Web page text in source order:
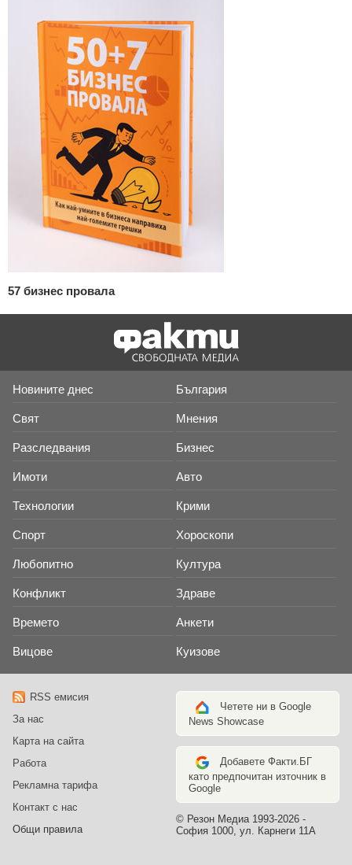
57 бизнес провала
Новините днес България
Свят Мнения
Разследвания Бизнес
Имоти Авто
Технологии Крими
Спорт Хороскопи
Любопитно Култура
Конфликт Здраве
Времето Анкети
Вицове Куизове
RSS емисия
За нас
Карта на сайта
Работа
Рекламна тарифа
Контакт с нас
Общи правила
Четете ни в Google
News Showcase
Добавете Факти.БГ
като предпочитан източник в
Google
© Резон Медиа 1993-2026 -
София 1000, ул. Карнеги 11А